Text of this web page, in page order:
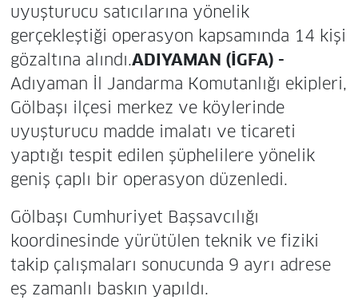
uyuşturucu satıcılarına yönelik
gerçekleştiği operasyon kapsamında 14 kişi
gözaltına alındı.ADIYAMAN (İGFA) -
Adıyaman İl Jandarma Komutanlığı ekipleri,
Gölbaşı ilçesi merkez ve köylerinde
uyuşturucu madde imalatı ve ticareti
yaptığı tespit edilen şüphelilere yönelik
geniş çaplı bir operasyon düzenledi.
Gölbaşı Cumhuriyet Başsavcılığı
koordinesinde yürütülen teknik ve fiziki
takip çalışmaları sonucunda 9 ayrı adrese
eş zamanlı baskın yapıldı.